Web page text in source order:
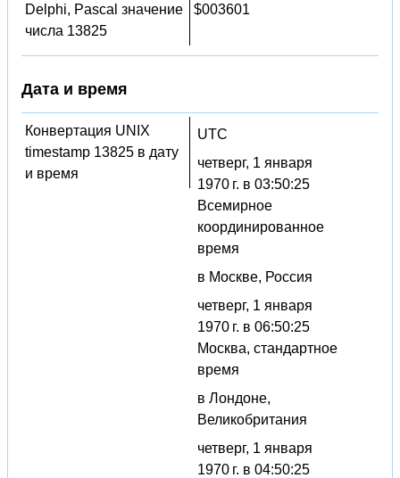
Delphi, Pascal значение
числа 13825
$003601
Дата и время
Конвертация UNIX
timestamp 13825 в дату
и время
UTC
четверг, 1 января
1970 г. в 03:50:25
Всемирное
координированное
время
в Москве, Россия
четверг, 1 января
1970 г. в 06:50:25
Москва, стандартное
время
в Лондоне,
Великобритания
четверг, 1 января
1970 г. в 04:50:25